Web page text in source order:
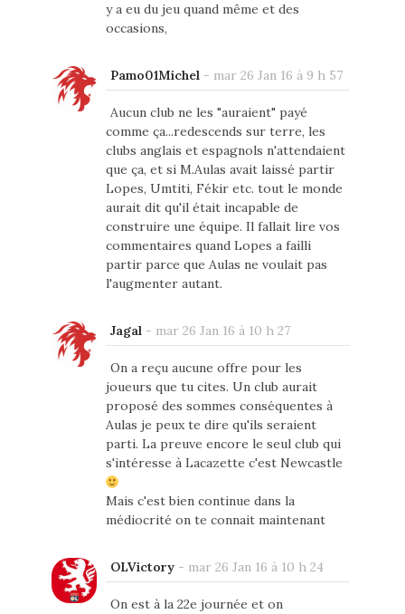
y a eu du jeu quand même et des
occasions,
Pamo01Michel- mar 26 Jan 16 à 9 h 57
Aucun club ne les "auraient" payé
comme ça...redescends sur terre, les
clubs anglais et espagnols n'attendaient
que ça, et si M.Aulas avait laissé partir
Lopes, Umtiti, Fékir etc. tout le monde
aurait dit qu'il était incapable de
construire une équipe. Il fallait lire vos
commentaires quand Lopes a failli
partir parce que Aulas ne voulait pas
l'augmenter autant.
Jagal- mar 26 Jan 16 à 10 h 27
On a reçu aucune offre pour les
joueurs que tu cites. Un club aurait
proposé des sommes conséquentes à
Aulas je peux te dire qu'ils seraient
parti. La preuve encore le seul club qui
s'intéresse à Lacazette c'est Newcastle
Mais c'est bien continue dans la
médiocrité on te connait maintenant
OLVictory- mar 26 Jan 16 à 10 h 24
On est à la 22e journée et on